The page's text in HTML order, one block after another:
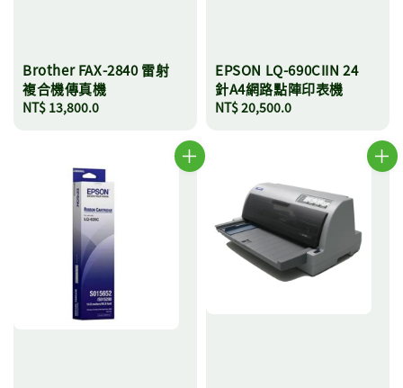
Brother FAX-2840 雷射
複合機傳真機
Regular
NT$ 13,800.0
EPSON LQ-690CIIN 24
針A4網路點陣印表機
Regular
NT$ 20,500.0